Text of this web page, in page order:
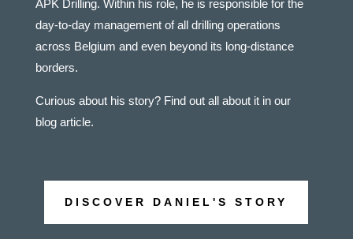
APK Drilling. Within his role, he is responsible for the
day-to-day management of all drilling operations
across Belgium and even beyond its long-distance
borders.
Curious about his story? Find out all about it in our
blog article.
DISCOVER DANIEL'S STORY